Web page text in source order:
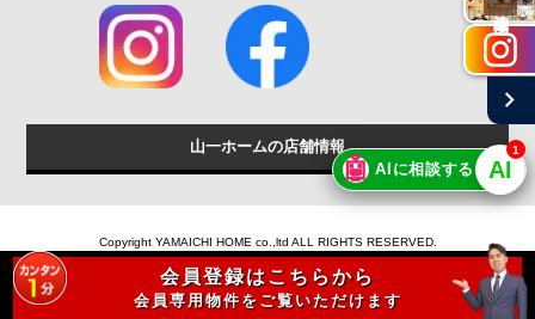
山一ホームの店舗情報
Copyright YAMAICHI HOME co.,ltd ALL RIGHTS RESERVED.
会員登録はこちらから
会員専用物件をご覧いただけます
施工実例
chevron_right
🤖 AIに相談する AI
1